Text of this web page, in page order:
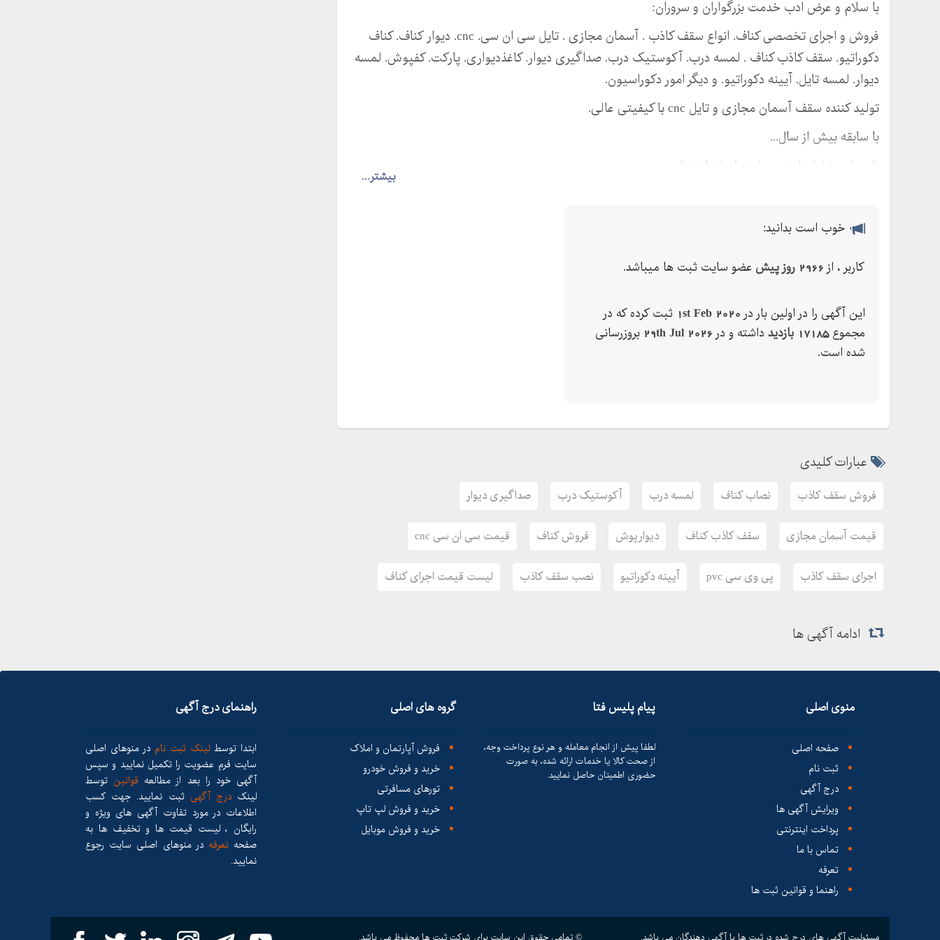
بیشتر...
با سلام و عرض ادب خدمت بزرگواران و سروران:
فروش و اجرای تخصصی کناف. انواع سقف کاذب . آسمان مجازی . تایل سی ان سی. cnc. دیوار کناف. کناف
دکوراتیو. سقف کاذب کناف . لمسه درب. آکوستیک درب. صداگیری دیوار. کاغذدیواری. پارکت. کفپوش. لمسه
دیوار. لمسه تایل. آیینه دکوراتیو. و دیگر امور دکوراسیون.
تولید کننده سقف آسمان مجازی و تایل cnc با کیفیتی عالی.
با سابقه بیش از سال...
با سپاس فراوان از حسن اعتماد شما عزیزان.
خوب است بدانید:
کاربر ، از 2966 روز پیش عضو سایت ثبت ها میباشد.
این آگهی را در اولین بار در 1st Feb 2020 ثبت کرده که در
مجموع17185 بازدید داشته و در 29th Jul 2026 بروزرسانی
شده است.
عبارات کلیدی
فروش سقف کاذب نصاب کناف لمسه درب آکوستیک درب صداگیری دیوار
قیمت آسمان مجازی سقف کاذب کناف دیوارپوش فروش کناف قیمت سی ان سی cnc
اجرای سقف کاذب پی وی سی pvc آیینه دکوراتیو نصب سقف کاذب لیست قیمت اجرای کناف
ادامه آگهی ها
منوی اصلی
صفحه اصلی
ثبت نام
درج آگهی
ویرایش آگهی ها
پرداخت اینترنتی
تماس با ما
تعرفه
راهنما و قوانین ثبت ها
پیام پلیس فتا
لطفا پیش از انجام معامله و هر نوع پرداخت وجه،
از صحت کالا یا خدمات ارائه شده، به صورت
حضوری اطمینان حاصل نمایید.
گروه های اصلی
فروش آپارتمان و املاک
خرید و فروش خودرو
تورهای مسافرتی
خرید و فروش لپ تاپ
خرید و فروش موبایل
راهنمای درج آگهی
ابتدا توسط لینک ثبت نام در منوهای اصلی
سایت فرم عضویت را تکمیل نمایید و سپس
آگهی خود را بعد از مطالعه قوانین توسط
لینکدرج آگهی ثبت نمایید. جهت کسب
اطلاعات در مورد تفاوت آگهی های ویژه و
رایگان ، لیست قیمت ها و تخفیف ها به
صفحه تعرفهدر منوهای اصلی سایت رجوع
نمایید.